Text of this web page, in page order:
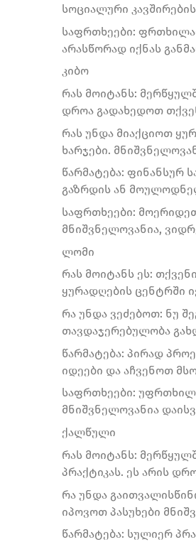
სოციალური
საფრთხეები:
არასწორად იქნას
კიბო
რას მოიტანს:
დროა გადახედოთ
რას უნდა მიაქციოთ
ხარჯები.
წარმატება: ფინანსურ
გაზრდის ან
საფრთხეები:
მნიშვნელოვანია,
ლომი
რას მოიტანს ეს:
ყურადღების ცენტრში
რა უნდა ვეძებოთ: ნუ
თავდაჯერებულობა
წარმატება: პირად
იდეები და აჩვენოთ
საფრთხეები:
მნიშვნელოვანია
ქალწული
რას მოიტანს:
პრაქტიკას. ეს არის
რა უნდა
იპოვოთ პასუხები
წარმატება: სულიერ